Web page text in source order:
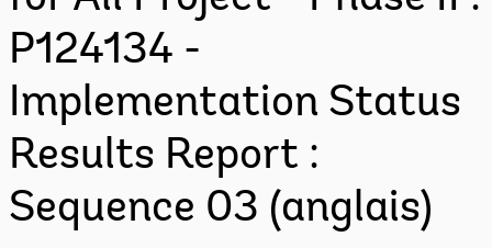
P124134 -
Implementation Status
Results Report :
Sequence 03 (anglais)